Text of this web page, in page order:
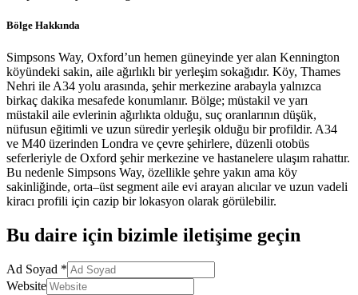
Bölge Hakkında
Simpsons Way, Oxford’un hemen güneyinde yer alan Kennington
köyündeki sakin, aile ağırlıklı bir yerleşim sokağıdır. Köy, Thames
Nehri ile A34 yolu arasında, şehir merkezine arabayla yalnızca
birkaç dakika mesafede konumlanır. Bölge; müstakil ve yarı
müstakil aile evlerinin ağırlıkta olduğu, suç oranlarının düşük,
nüfusun eğitimli ve uzun süredir yerleşik olduğu bir profildir. A34
ve M40 üzerinden Londra ve çevre şehirlere, düzenli otobüs
seferleriyle de Oxford şehir merkezine ve hastanelere ulaşım rahattır.
Bu nedenle Simpsons Way, özellikle şehre yakın ama köy
sakinliğinde, orta–üst segment aile evi arayan alıcılar ve uzun vadeli
kiracı profili için cazip bir lokasyon olarak görülebilir.
Bu daire için bizimle iletişime geçin
Ad Soyad *
Website